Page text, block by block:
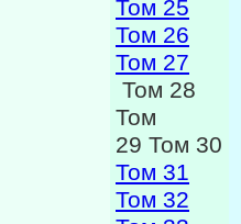
Том 25
Том 26
Том 27
Том 28
Том
29 Том 30
Том 31
Том 32